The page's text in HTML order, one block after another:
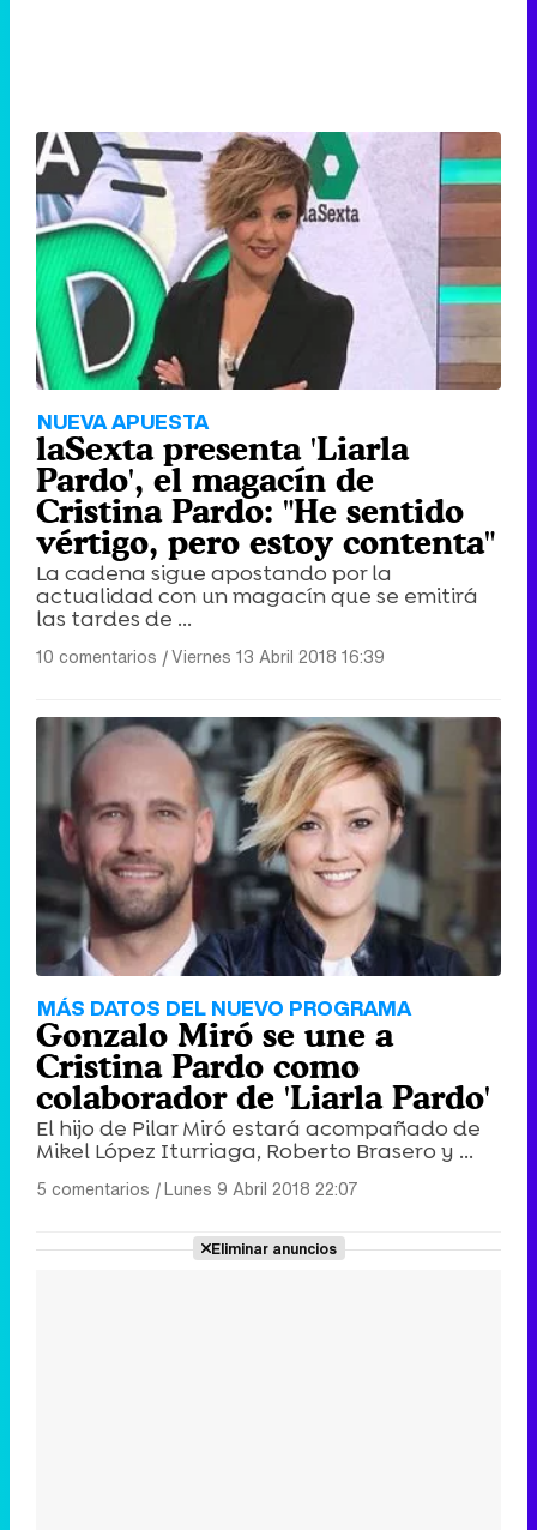
NUEVA APUESTA
laSexta presenta 'Liarla
Pardo', el magacín de
Cristina Pardo: "He sentido
vértigo, pero estoy contenta"
La cadena sigue apostando por la
actualidad con un magacín que se emitirá
las tardes de ...
10 comentarios |Viernes 13 Abril 2018 16:39
MÁS DATOS DEL NUEVO PROGRAMA
Gonzalo Miró se une a
Cristina Pardo como
colaborador de 'Liarla Pardo'
El hijo de Pilar Miró estará acompañado de
Mikel López Iturriaga, Roberto Brasero y ...
5 comentarios |Lunes 9 Abril 2018 22:07
Eliminar anuncios